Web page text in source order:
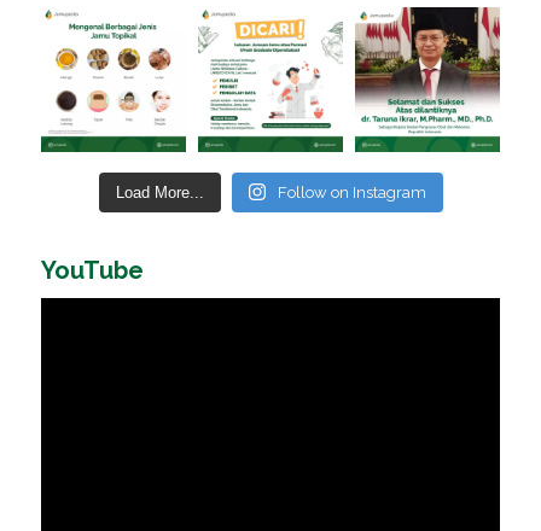
Load More... Follow on Instagram
YouTube